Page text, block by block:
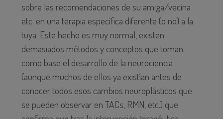
sobre las recomendaciones de su amiga/vecina
etc. en una terapia específica diferente (o no) a la
tuya. Este hecho es muy normal, existen
demasiados métodos y conceptos que toman
como base el desarrollo de la neurociencia
(aunque muchos de ellos ya existían antes de
conocer todos esos cambios neuroplásticos que
se pueden observar en TACs, RMN, etc.) que